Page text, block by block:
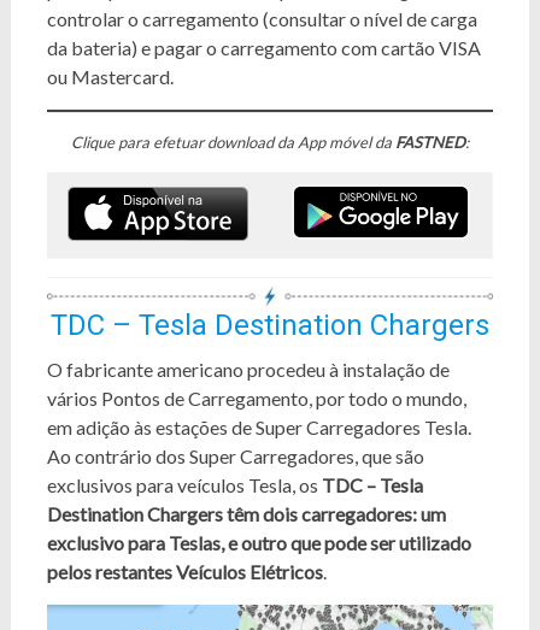
controlar o carregamento (consultar o nível de carga
da bateria) e pagar o carregamento com cartão VISA
ou Mastercard.
Clique para efetuar download da App móvel da FASTNED:
TDC – Tesla Destination Chargers
O fabricante americano procedeu à instalação de
vários Pontos de Carregamento, por todo o mundo,
em adição às estações de Super Carregadores Tesla.
Ao contrário dos Super Carregadores, que são
exclusivos para veículos Tesla, os TDC – Tesla
Destination Chargers têm dois carregadores: um
exclusivo para Teslas, e outro que pode ser utilizado
pelos restantes Veículos Elétricos.